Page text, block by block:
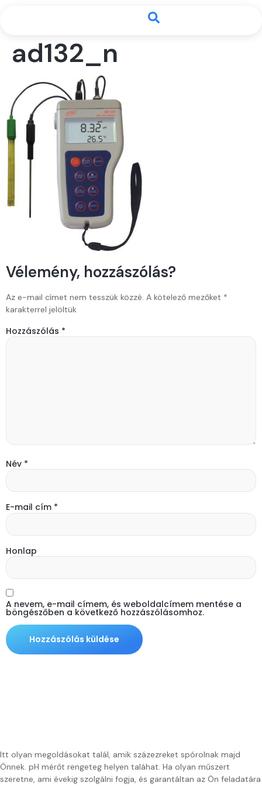
ad132_n
Vélemény, hozzászólás?
Az e-mail címet nem tesszük közzé. A kötelező mezőket *
karakterrel jelöltük
Hozzászólás *
Név *
E-mail cím *
Honlap
A nevem, e-mail címem, és weboldalcímem mentése a
böngészőben a következő hozzászólásomhoz.
Itt olyan megoldásokat talál, amik százezreket spórolnak majd
Önnek. pH mérőt rengeteg helyen taláhat. Ha olyan műszert
szeretne, ami évekig szolgálni fogja, és garantáltan az Ön feladatára